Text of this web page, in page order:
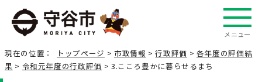
メニュー
現在の位置： トップページ > 市政情報 >行政評価 > 各年度の評価結
果 > 令和元年度の行政評価 > 3.こころ豊かに暮らせるまち